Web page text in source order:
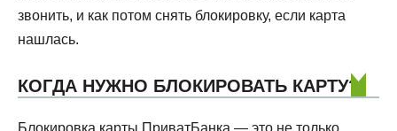
звонить, и как потом снять блокировку, если карта
нашлась.
КОГДА НУЖНО БЛОКИРОВАТЬ КАРТУ?